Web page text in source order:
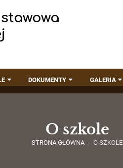
DOKUMENTY GALERIA
O szkole
STRONA GŁÓWNA - O SZKOLE